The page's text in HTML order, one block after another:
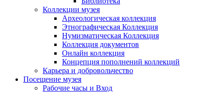
Коллекции музея
Археологическая коллекция
Этнографическая Коллекция
Нумизматическая Коллекция
Коллекция документов
Онлайн коллекция
Концепция пополнений коллекций
Карьера и добровольчество
Посещение музея
Рабочие часы и Вход